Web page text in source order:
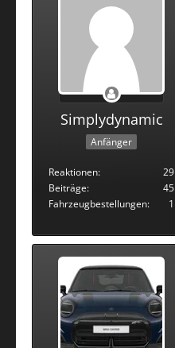
Simplydynamic
Anfänger
Reaktionen
29
Beiträge
45
Fahrzeugbestellungen
1